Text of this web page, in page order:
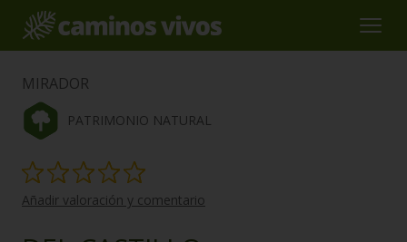
MIRADOR
PATRIMONIO NATURAL
Añadir valoración y comentario